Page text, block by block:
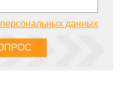
персональных данных